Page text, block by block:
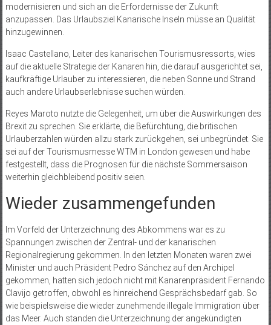
modernisieren und sich an die Erfordernisse der Zukunft
anzupassen. Das Urlaubsziel Kanarische Inseln müsse an Qualität
hinzugewinnen.
Isaac Castellano, Leiter des kanarischen Tourismusressorts, wies
auf die aktuelle Strategie der Kanaren hin, die darauf ausgerichtet sei,
kaufkräftige Urlauber zu interessieren, die neben Sonne und Strand
auch andere Urlaubserlebnisse suchen würden.
Reyes Maroto nutzte die Gelegenheit, um über die Auswirkungen des
Brexit zu sprechen. Sie erklärte, die Befürchtung, die britischen
Urlauberzahlen würden allzu stark zurückgehen, sei unbegründet. Sie
sei auf der Tourismusmesse WTM in London gewesen und habe
festgestellt, dass die Prognosen für die nächste Sommersaison
weiterhin gleichbleibend positiv seien.
Wieder zusammengefunden
Im Vorfeld der Unterzeichnung des Abkommens war es zu
Spannungen zwischen der Zentral- und der kanarischen
Regionalregierung gekommen. In den letzten Monaten waren zwei
Minister und auch Präsident Pedro Sánchez auf den Archipel
gekommen, hatten sich jedoch nicht mit Kanarenpräsident Fernando
Clavijo getroffen, obwohl es hinreichend Gesprächsbedarf gab. So
wie beispielsweise die wieder zunehmende illegale Immigration über
das Meer. Auch standen die Unterzeichnung der angekündigten